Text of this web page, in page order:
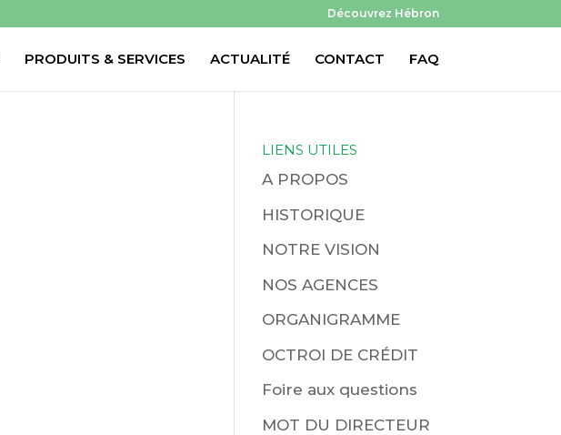
Découvrez Hébron
PRODUITS & SERVICES ACTUALITÉ CONTACT FAQ
LIENS UTILES
A PROPOS
HISTORIQUE
NOTRE VISION
NOS AGENCES
ORGANIGRAMME
OCTROI DE CRÉDIT
Foire aux questions
MOT DU DIRECTEUR